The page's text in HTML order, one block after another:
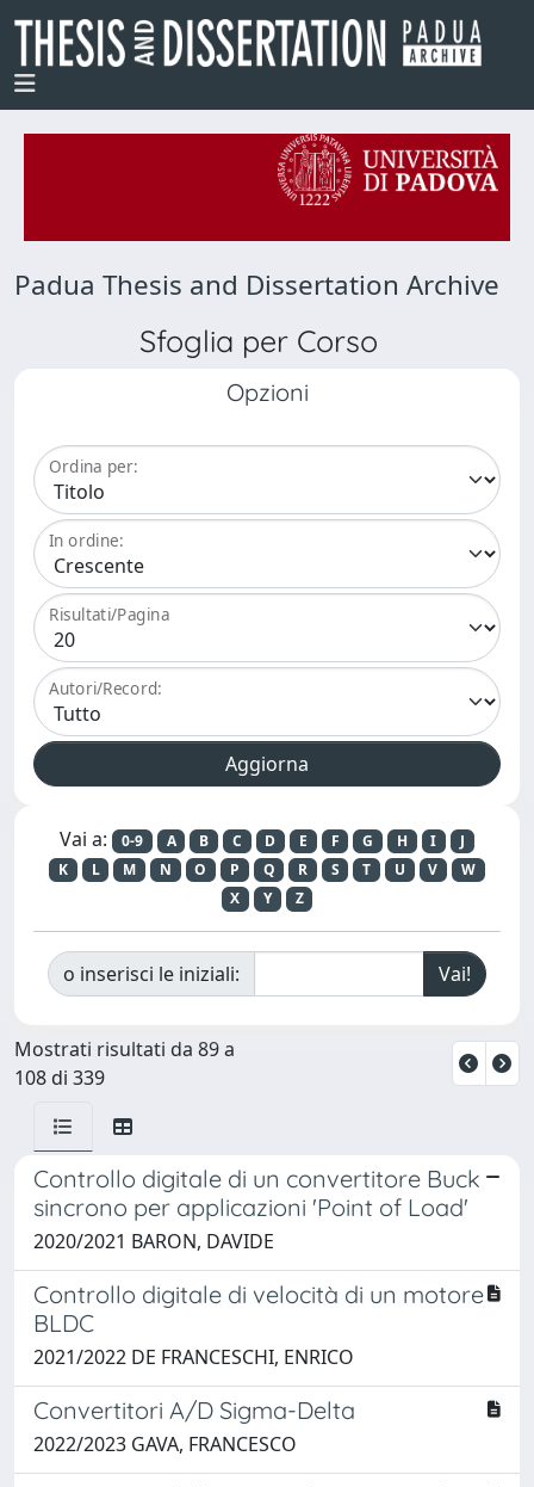
Padua Thesis and Dissertation Archive
Sfoglia per Corso
Opzioni
Ordina per:
In ordine:
Risultati/Pagina
Autori/Record:
Vai a: 0-9 A B C D E F G H I
J
K
L M N O P Q R S T U V
W
X
Y Z
o inserisci le iniziali:
Mostrati risultati da 89 a
108 di 339
Controllo digitale di un convertitore Buck
sincrono per applicazioni 'Point of Load'
2020/2021 BARON, DAVIDE
Controllo digitale di velocità di un motore
BLDC
2021/2022 DE FRANCESCHI, ENRICO
Convertitori A/D Sigma-Delta
2022/2023 GAVA, FRANCESCO